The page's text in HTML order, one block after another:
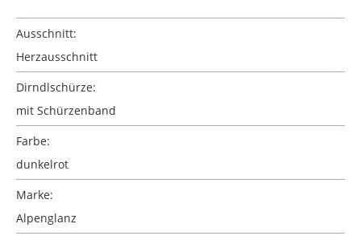
Ausschnitt:
Herzausschnitt
Dirndlschürze:
mit Schürzenband
Farbe:
dunkelrot
Marke:
Alpenglanz